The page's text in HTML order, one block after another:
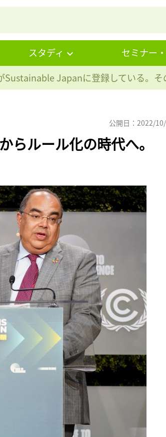
スタディ セミナー
Sustainable Japanに登録している。そ
公開日：2022/
らルール化の時代へ。